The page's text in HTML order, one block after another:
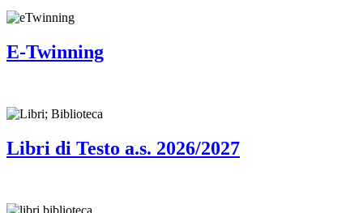
E-Twinning
Libri di Testo a.s. 2026/2027